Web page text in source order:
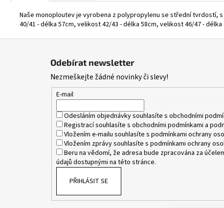
Naše monoploutev je vyrobena z polypropylenu se střední tvrdostí,
40/41 - délka 57cm, velikost 42/43 - délka 58cm, velikost 46/47 - délka
Odebírat newsletter
Nezmeškejte žádné novinky či slevy!
E-mail
Odesláním objednávky souhlasíte s obchodními
Registrací souhlasíte s obchodními podmínkami a
Vložením e-mailu souhlasíte s podmínkami ochrany
Vložením zprávy souhlasíte s podmínkami ochrany
Beru na vědomí, že adresa bude zpracována za
údajů dostupnými na této stránce.
PŘIHLÁSIT SE